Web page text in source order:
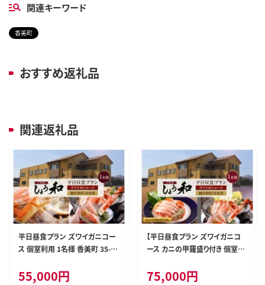
関連キーワード
香美町
おすすめ返礼品
関連返礼品
平日昼食プラン ズワイガニコー
ス 個室利用 1名様 香美町 35-0
55,000円
【平日昼食プラン ズワイガニコ
ース カニの甲羅盛り付き 個室利
35-07
75,000円